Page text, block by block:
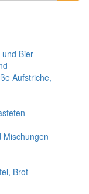
Bier
Aufstriche,
Mischungen
Brot